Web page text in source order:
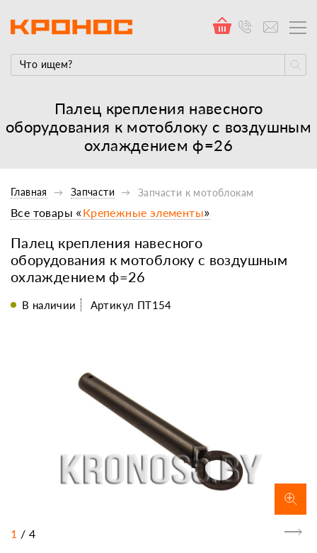
Палец крепления навесного
оборудования к мотоблоку с воздушным
охлаждением ф=26
Главная Запчасти Запчасти к мотоблокам
Палец крепления навесного
оборудования к мотоблоку с воздушным
охлаждением ф=26
Все товары «Крепежные элементы»
В наличии Артикул ПТ154
1 / 4